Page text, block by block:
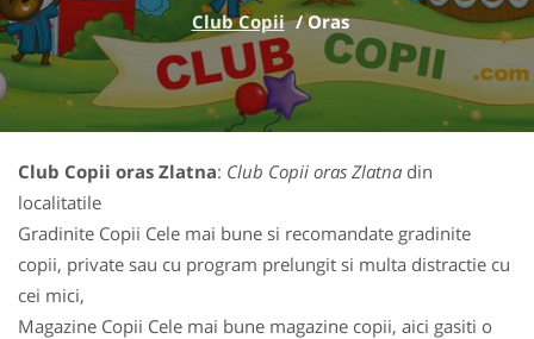
Club Copii /Oras
Club Copii oras Zlatna: Club Copii oras Zlatna din
localitatile
Gradinite Copii Cele mai bune si recomandate gradinite
copii, private sau cu program prelungit si multa distractie cu
cei mici,
Magazine Copii Cele mai bune magazine copii, aici gasiti o